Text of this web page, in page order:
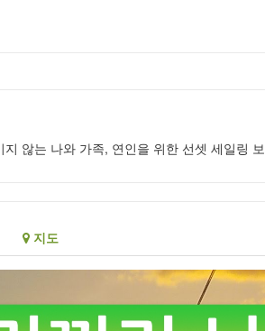
않는 나와 가족, 연인을 위한 선셋 세일링
지도